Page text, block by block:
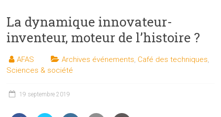
les
sciences
et
les
techniques
du
La dynamique innovateur-
inventeur, moteur de l’histoire ?
AFAS Archives événements Café des techniques
Sciences & société
19 septembre 2019